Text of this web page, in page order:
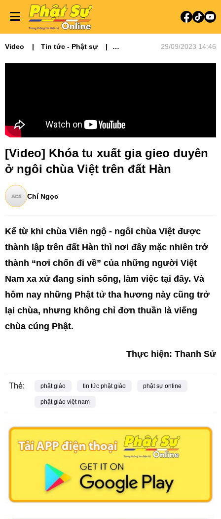
Video
Tin tức - Phật sự
29/09/2023 14:46
[Video] Khóa tu xuất gia gieo duyên
ở ngôi chùa Việt trên đất Hàn
Chí Ngọc
Kể từ khi chùa Viên ngộ - ngôi chùa Việt được
thành lập trên đất Hàn thì nơi đây mặc nhiên trở
thành “nơi chốn đi về” của những người Việt
Nam xa xứ đang sinh sống, làm việc tại đây. Và
hôm nay những Phật tử tha hương này cũng trở
lại chùa, nhưng không chỉ đơn thuần là viếng
chùa cúng Phật.
Thực hiện: Thanh Sử
Thẻ: phật giáo tin tức phật giáo phật sự online
phật giáo việt nam